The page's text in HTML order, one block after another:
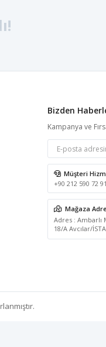
Bizden
Kampanya ve
Müşteri
+90 212 590 72 91
Mağaza
Adres : Ambarlı
18/A Avcılar/